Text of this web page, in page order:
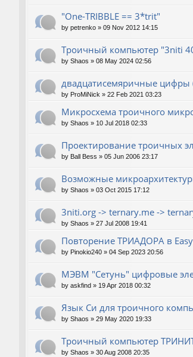
"One-TRIBBLE == 3*trit"
by petrenko » 09 Nov 2012 14:15
Троичный компьютер "3niti
by Shaos » 08 May 2024 02:56
двадцатисемяричные цифры
by ProMiNick » 22 Feb 2021 03:23
Микросхема троичного
by Shaos » 10 Jul 2018 02:33
Проектирование троичных
by Ball Bess » 05 Jun 2006 23:17
Возможные
by Shaos » 03 Oct 2015 17:12
3niti.org -> ternary.me ->
by Shaos » 27 Jul 2008 19:41
Повторение ТРИАДОРА в
by Pinokio240 » 04 Sep 2023 20:56
МЭВМ "Сетунь" цифровые
by askfind » 19 Apr 2018 00:32
Язык Си для троичного
by Shaos » 29 May 2020 19:33
Троичный компьютер
by Shaos » 30 Aug 2008 20:35